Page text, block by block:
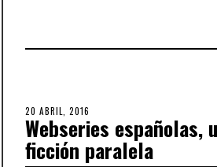
POSTED
ON
20 ABRIL, 2016
SEPTIEMBRE,
2018
Webseries españolas,
ficción paralela